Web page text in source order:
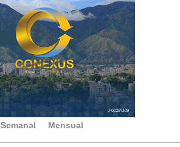
Semanal Mensual